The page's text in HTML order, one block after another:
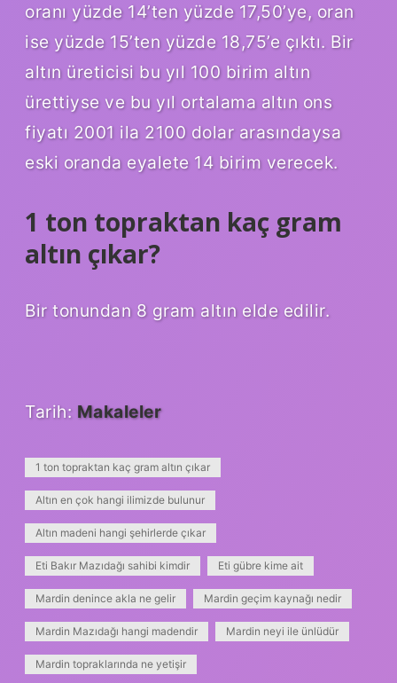
oranı yüzde 14’ten yüzde 17,50’ye, oran
ise yüzde 15’ten yüzde 18,75’e çıktı. Bir
altın üreticisi bu yıl 100 birim altın
ürettiyse ve bu yıl ortalama altın ons
fiyatı 2001 ila 2100 dolar arasındaysa
eski oranda eyalete 14 birim verecek.
1 ton topraktan kaç gram
altın çıkar?
Bir tonundan 8 gram altın elde edilir.
Tarih: Makaleler
1 ton topraktan kaç gram altın çıkar
Altın en çok hangi ilimizde bulunur
Altın madeni hangi şehirlerde çıkar
Eti Bakır Mazıdağı sahibi kimdir Eti gübre kime ait
Mardin denince akla ne gelir Mardin geçim kaynağı nedir
Mardin Mazıdağı hangi madendir Mardin neyi ile ünlüdür
Mardin topraklarında ne yetişir